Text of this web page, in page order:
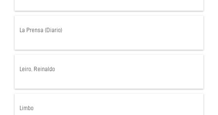
La Prensa (Diario)
Leiro, Reinaldo
Limbo